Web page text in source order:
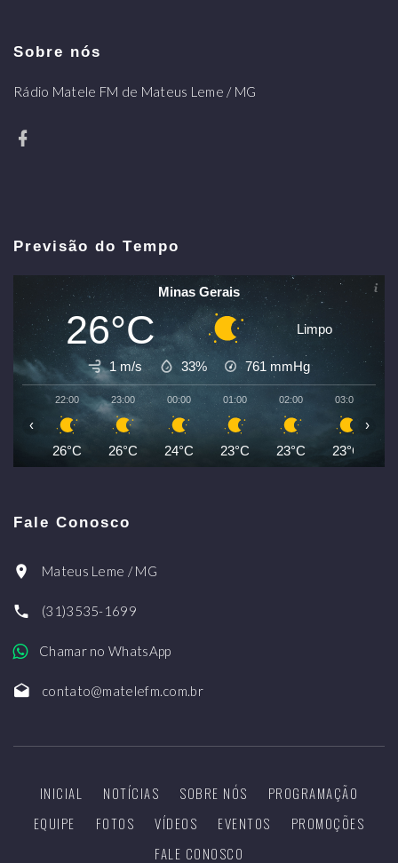
Sobre nós
Rádio Matele FM de Mateus Leme / MG
Previsão do Tempo
Minas Gerais
26°C Limpo
1 m/s 33% 761 mmHg
22:00
26°C
23:00
26°C
00:00
24°C
01:00
23°C
02:00
23°C
03:00
23°C
‹ ›
Fale Conosco
Mateus Leme / MG
(31)3535-1699
Chamar no WhatsApp
contato@matelefm.com.br
INICIAL NOTÍCIAS SOBRE NÓS
PROGRAMAÇÃO
EQUIPE
FOTOS VÍDEOS EVENTOS
PROMOÇÕES
FALE CONOSCO